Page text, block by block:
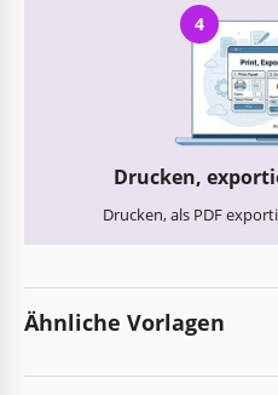
4
Drucken,
Drucken, als PDF
Ähnliche Vorlagen